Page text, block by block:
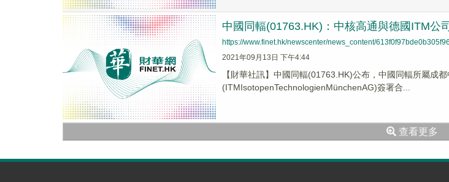
中國同輻(01763.HK)：中核高通與德國ITM公
https://www.finet.hk/newscenter/news_content/
2021年09月13日 下午4:44
【財華社訊】中國同輻(01763.HK)公布，中國同輻所屬成
(ITMIsotopenTechnologienMünchenAG)簽署合...
查看更多